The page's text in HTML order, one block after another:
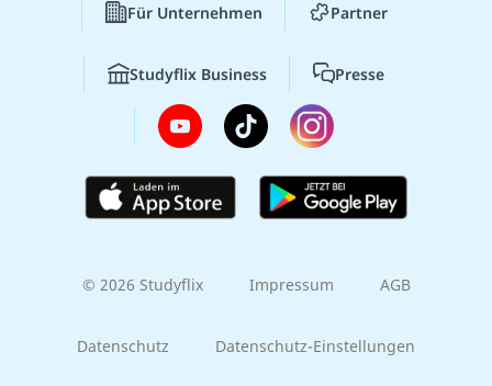
Für Unternehmen Partner
Studyflix Business Presse
© 2026 Studyflix Impressum AGB
Datenschutz Datenschutz-Einstellungen